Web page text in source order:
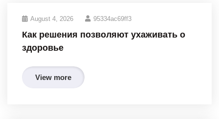
August 4, 2026 95334ac69ff3
Как решения позволяют ухаживать о
здоровье
View more